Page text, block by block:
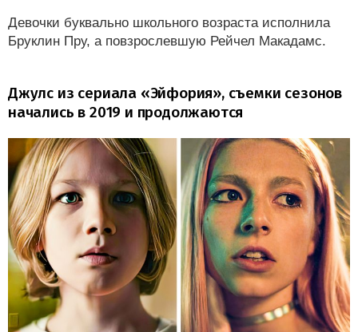
Девочки буквально школьного возраста исполнила
Бруклин Пру, а повзрослевшую Рейчел Макадамс.
Джулс из сериала «Эйфория», съемки сезонов
начались в 2019 и продолжаются